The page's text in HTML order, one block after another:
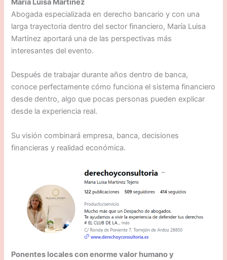
María Luisa Martínez
Abogada especializada en derecho bancario y con una
larga trayectoria dentro del sector financiero, María Luisa
Martínez aportará una de las perspectivas más
interesantes del evento.
Después de trabajar durante años dentro de banca,
conoce perfectamente cómo funciona el sistema financiero
desde dentro, algo que pocas personas pueden explicar
desde la experiencia real.
Su visión combinará empresa, banca, decisiones
financieras y realidad económica.
Ponentes locales con enorme valor humano y